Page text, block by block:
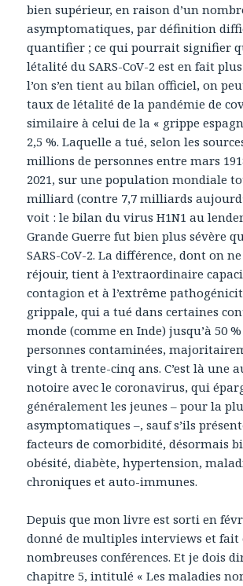
bien supérieur, en raison d’un
asymptomatiques, par définition
quantifier ; ce qui pourrait signifier
létalité du SARS-CoV-2 est en fait
l’on s’en tient au bilan officiel, on
taux de létalité de la pandémie de
similaire à celui de la « grippe
2,5 %. Laquelle a tué, selon les
millions de personnes entre mars
2021, sur une population mondiale
milliard (contre 7,7 milliards
voit : le bilan du virus H1N1 au
Grande Guerre fut bien plus sévère
SARS-CoV-2. La différence, dont on
réjouir, tient à l’extraordinaire
contagion et à l’extrême
grippale, qui a tué dans certaines
monde (comme en Inde) jusqu’à 50 %
personnes contaminées,
vingt à trente-cinq ans. C’est là une
notoire avec le coronavirus, qui
généralement les jeunes – pour la
asymptomatiques –, sauf s’ils
facteurs de comorbidité, désormais
obésité, diabète, hypertension,
chroniques et auto-immunes.
Depuis que mon livre est sorti en
donné de multiples interviews et fait
nombreuses conférences. Et je dois
chapitre 5, intitulé « Les maladies